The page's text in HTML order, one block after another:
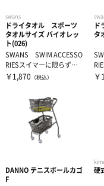
swans
ドライタオル スポーツ
タオルサイズ バイオレッ
ト(026)
SWANS SWIM ACCESSO
RIESスイマーに限らず、
オールスポーツ・プ...
￥1,870 （税込）
ド
タ
オ
￥
DANNO テニスボールカゴ
F
硬